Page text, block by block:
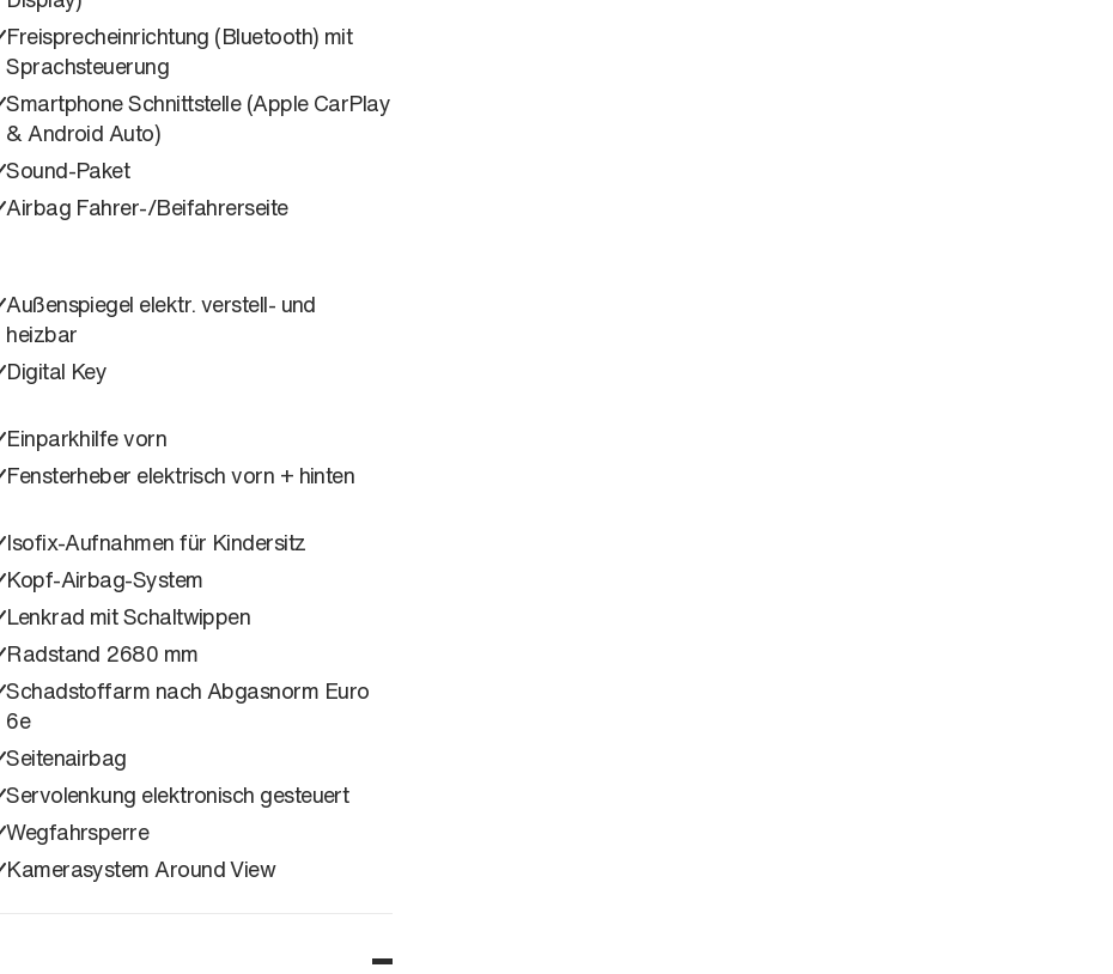
Freisprecheinrichtung (Bluetooth) mit
Sprachsteuerung
Smartphone Schnittstelle (Apple CarPlay
& Android Auto)
Sound-Paket
Airbag Fahrer-/Beifahrerseite
Außenspiegel elektr. verstell- und
heizbar
Digital Key
Einparkhilfe vorn
Fensterheber elektrisch vorn + hinten
Isofix-Aufnahmen für Kindersitz
Kopf-Airbag-System
Lenkrad mit Schaltwippen
Radstand 2680 mm
Schadstoffarm nach Abgasnorm Euro
6e
Seitenairbag
Servolenkung elektronisch gesteuert
Wegfahrsperre
Kamerasystem Around View